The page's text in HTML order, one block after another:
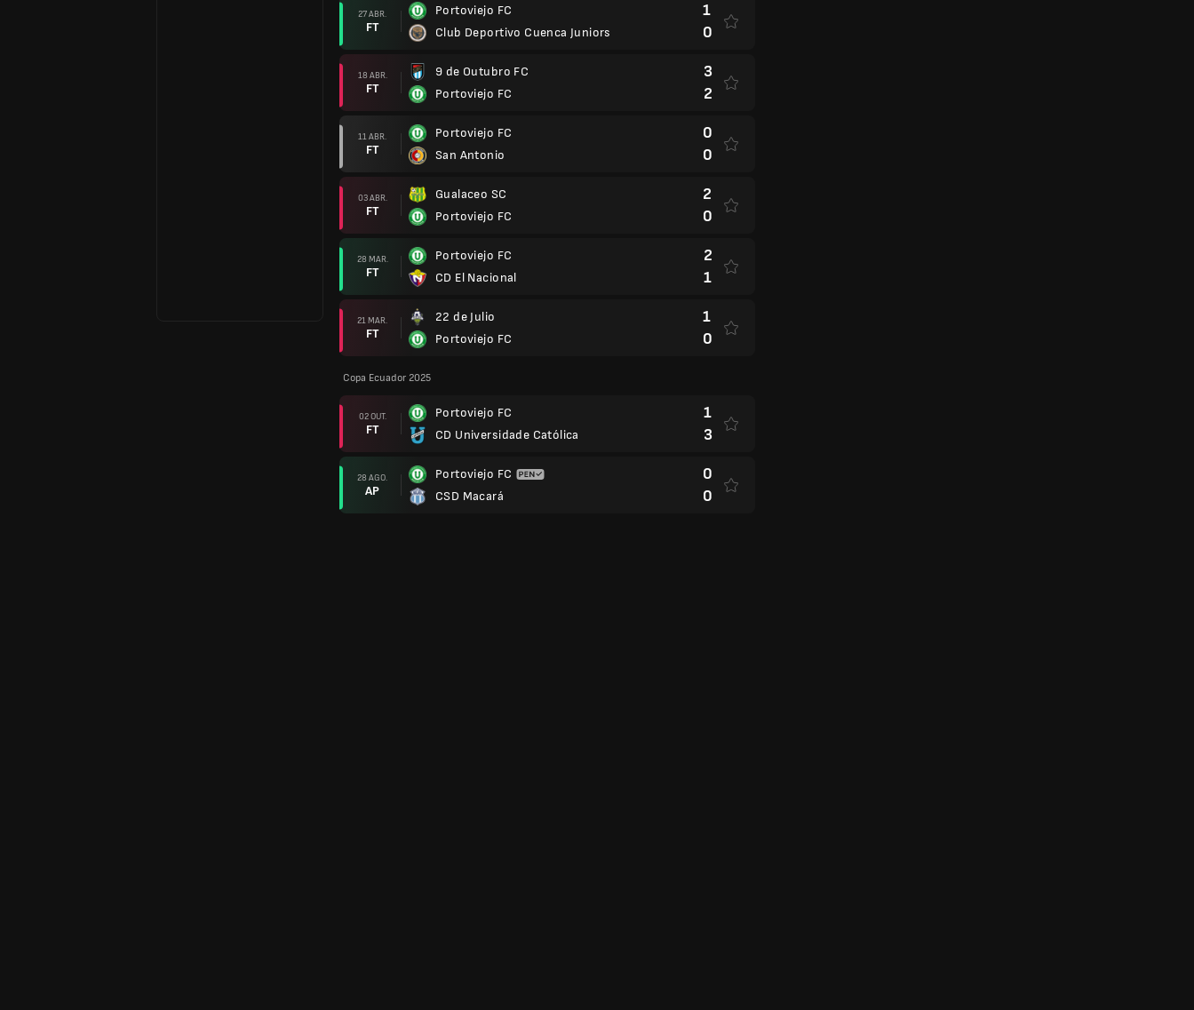
27 ABR.
FT
Portoviejo FC
Club Deportivo Cuenca Juniors
1
0
18 ABR.
FT
9 de Outubro FC
Portoviejo FC
3
2
11 ABR.
FT
Portoviejo FC
San Antonio
0
0
03 ABR.
FT
Gualaceo SC
Portoviejo FC
2
0
28 MAR.
FT
Portoviejo FC
CD El Nacional
2
1
21 MAR.
FT
22 de Julio
Portoviejo FC
1
0
Copa Ecuador 2025
02 OUT.
FT
Portoviejo FC
CD Universidade Católica
1
3
28 AGO.
AP
Portoviejo FC
CSD Macará
0
0